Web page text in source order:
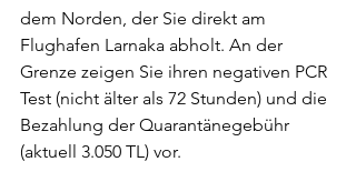
dem Norden, der Sie direkt am
Flughafen Larnaka abholt. An der
Grenze zeigen Sie ihren negativen PCR
Test (nicht älter als 72 Stunden) und die
Bezahlung der Quarantänegebühr
(aktuell 3.050 TL) vor.